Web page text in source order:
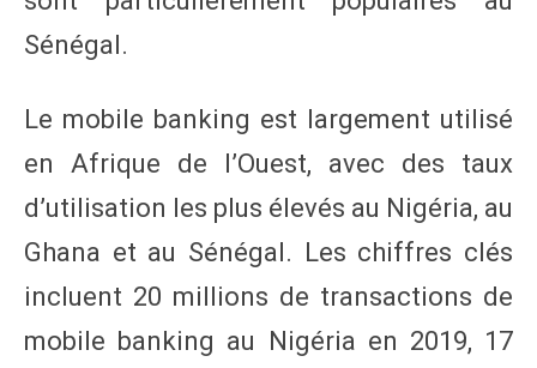
Sénégal.
Le mobile banking est largement utilisé
en Afrique de l’Ouest, avec des taux
d’utilisation les plus élevés au Nigéria, au
Ghana et au Sénégal. Les chiffres clés
incluent 20 millions de transactions de
mobile banking au Nigéria en 2019, 17